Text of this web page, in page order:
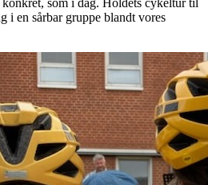
som i dag. Holdets cykeltur til
i en sårbar gruppe blandt vores